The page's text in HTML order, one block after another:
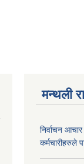
मन्थली
निर्वाचन
कर्मचारीहरुले